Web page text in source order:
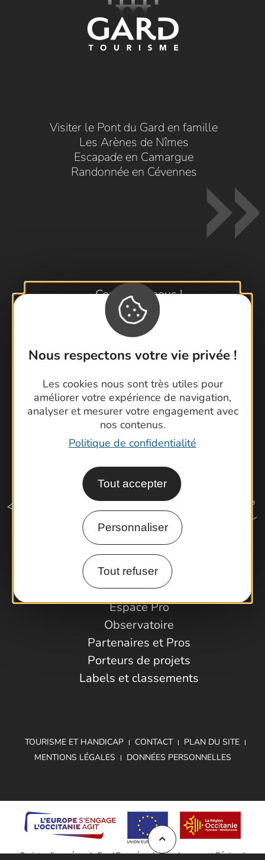
Nous respectons votre vie privée !
Les cookies nous sont très utiles pour
améliorer votre expérience de navigation,
analyser et mesurer votre engagement avec
nos contenus.
Politique de confidentialité
Tout accepter
Personnaliser
Tout refuser
Visiter le Pont du Gard en famille
Les Arènes de Nîmes
Escapade en Camargue
Randonnée en Cévennes
Contactez-nous !
Foire aux questions
Brochures
Cartoguides et Topoguides
Latitude Gard
Comment venir ?
Espace Pro
Observatoire
Partenaires et Pros
Porteurs de projets
Labels et classements
TOURISME ET HANDICAP CONTACT
PLAN DU SITE
MENTIONS LÉGALES
DONNÉES PERSONNELLES
Projet cofinancé par le Fond Européen de Développement Régional